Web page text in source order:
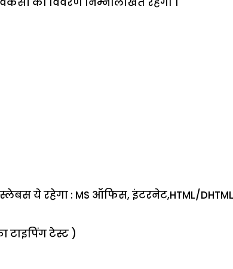
ये रहेगा : MS ऑफिस, इंटरनेट,HTML/
टाइपिंग टेस्ट )